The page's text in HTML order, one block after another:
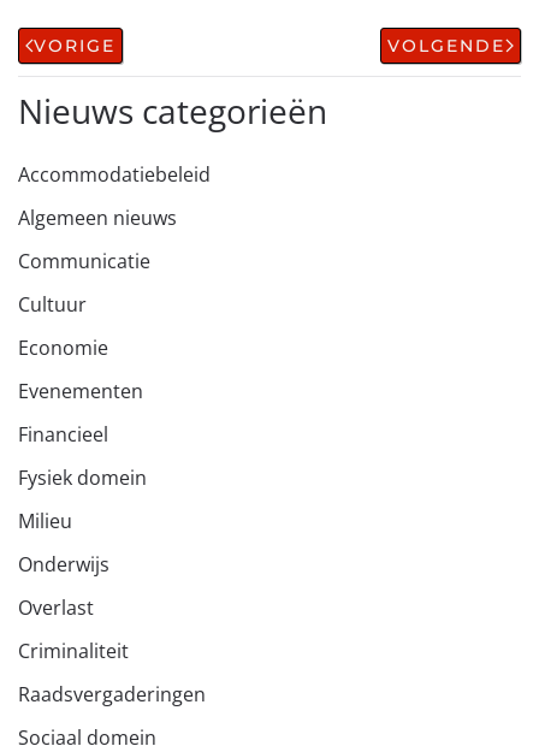
VORIGE VOLGENDE
Nieuws categorieën
Accommodatiebeleid
Algemeen nieuws
Communicatie
Cultuur
Economie
Evenementen
Financieel
Fysiek domein
Milieu
Onderwijs
Overlast
Criminaliteit
Raadsvergaderingen
Sociaal domein